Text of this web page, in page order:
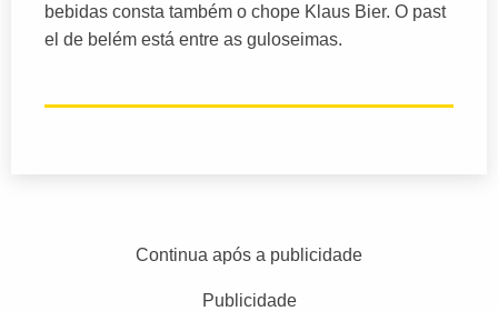
bebidas consta também o chope Klaus Bier. O past
el de belém está entre as guloseimas.
Continua após a publicidade
Publicidade